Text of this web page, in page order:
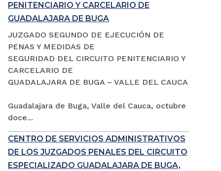
PENITENCIARIO Y CARCELARIO DE
GUADALAJARA DE BUGA
JUZGADO SEGUNDO DE EJECUCIÓN DE
PENAS Y MEDIDAS DE
SEGURIDAD DEL CIRCUITO PENITENCIARIO Y
CARCELARIO DE
GUADALAJARA DE BUGA – VALLE DEL CAUCA
Guadalajara de Buga, Valle del Cauca, octubre
doce...
CENTRO DE SERVICIOS ADMINISTRATIVOS
DE LOS JUZGADOS PENALES DEL CIRCUITO
ESPECIALIZADO GUADALAJARA DE BUGA,